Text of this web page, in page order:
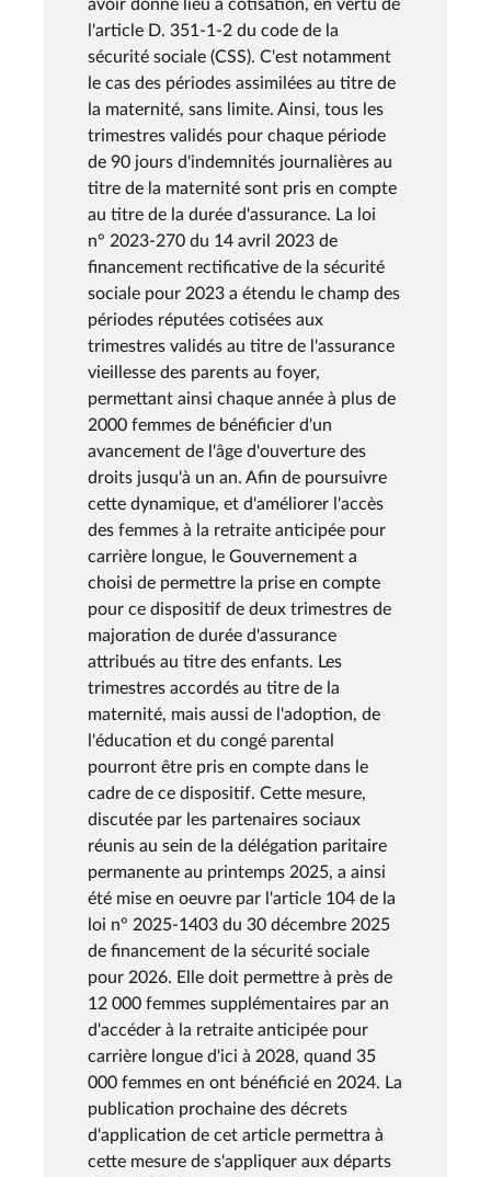
avoir donné lieu à cotisation, en vertu de
l'article D. 351-1-2 du code de la
sécurité sociale (CSS). C'est notamment
le cas des périodes assimilées au titre de
la maternité, sans limite. Ainsi, tous les
trimestres validés pour chaque période
de 90 jours d'indemnités journalières au
titre de la maternité sont pris en compte
au titre de la durée d'assurance. La loi
n° 2023-270 du 14 avril 2023 de
financement rectificative de la sécurité
sociale pour 2023 a étendu le champ des
périodes réputées cotisées aux
trimestres validés au titre de l'assurance
vieillesse des parents au foyer,
permettant ainsi chaque année à plus de
2000 femmes de bénéficier d'un
avancement de l'âge d'ouverture des
droits jusqu'à un an. Afin de poursuivre
cette dynamique, et d'améliorer l'accès
des femmes à la retraite anticipée pour
carrière longue, le Gouvernement a
choisi de permettre la prise en compte
pour ce dispositif de deux trimestres de
majoration de durée d'assurance
attribués au titre des enfants. Les
trimestres accordés au titre de la
maternité, mais aussi de l'adoption, de
l'éducation et du congé parental
pourront être pris en compte dans le
cadre de ce dispositif. Cette mesure,
discutée par les partenaires sociaux
réunis au sein de la délégation paritaire
permanente au printemps 2025, a ainsi
été mise en oeuvre par l'article 104 de la
loi n° 2025-1403 du 30 décembre 2025
de financement de la sécurité sociale
pour 2026. Elle doit permettre à près de
12 000 femmes supplémentaires par an
d'accéder à la retraite anticipée pour
carrière longue d'ici à 2028, quand 35
000 femmes en ont bénéficié en 2024. La
publication prochaine des décrets
d'application de cet article permettra à
cette mesure de s'appliquer aux départs